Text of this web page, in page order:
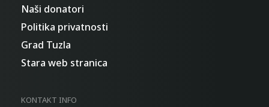
Naši donatori
Politika privatnosti
Grad Tuzla
Stara web stranica
KONTAKT INFO